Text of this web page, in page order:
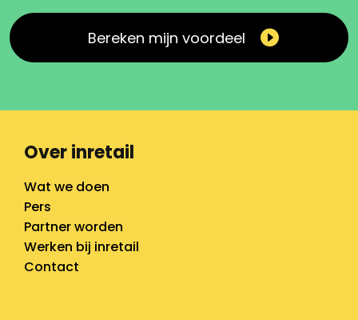
Bereken mijn voordeel
Over inretail
Wat we doen
Pers
Partner worden
Werken bij inretail
Contact